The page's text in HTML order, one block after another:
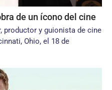
de un ícono del cine
productor y guionista de cine
Ohio, el 18 de